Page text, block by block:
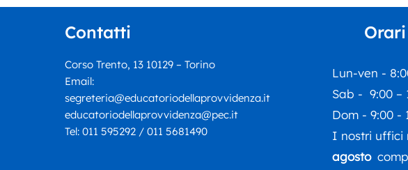
narrativa e ricerca della
piccolo”
Contatti
Corso Trento, 13 10129 – Torino
Email:
segreteria@educatoriodellaprovvidenza.it
educatoriodellaprovvidenza@pec.it
Tel: 011 595292 / 011 5681490
Lun-ven -
Sab - 9:00 –
Dom - 9:00 -
I nostri uffici
agosto